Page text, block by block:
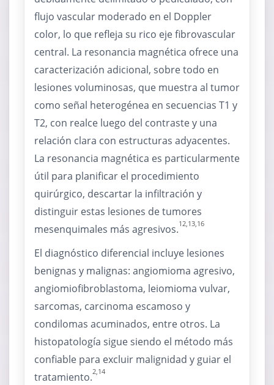
flujo vascular moderado en el Doppler
color, lo que refleja su rico eje fibrovascular
central. La resonancia magnética ofrece una
caracterización adicional, sobre todo en
lesiones voluminosas, que muestra al tumor
como señal heterogénea en secuencias T1 y
T2, con realce luego del contraste y una
relación clara con estructuras adyacentes.
La resonancia magnética es particularmente
útil para planificar el procedimiento
quirúrgico, descartar la infiltración y
distinguir estas lesiones de tumores
mesenquimales más agresivos.12,13,16
El diagnóstico diferencial incluye lesiones
benignas y malignas: angiomioma agresivo,
angiomiofibroblastoma, leiomioma vulvar,
sarcomas, carcinoma escamoso y
condilomas acuminados, entre otros. La
histopatología sigue siendo el método más
confiable para excluir malignidad y guiar el
tratamiento.2,14